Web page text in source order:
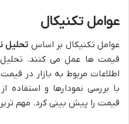
عوامل تکنیکال
عوامل تکنیکال بر اساس تحلیل
قیمت ها عمل می کنند. تحلیل
اطلاعات مربوط به بازار در
با بررسی نمودارها و استفاده
قیمت را پیش بینی کرد. مهم